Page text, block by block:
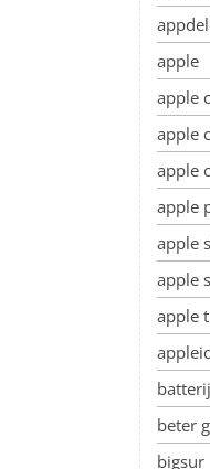
apple
apple
apple
apple
apple
apple
apple
apple
batterij
beter
bigsur